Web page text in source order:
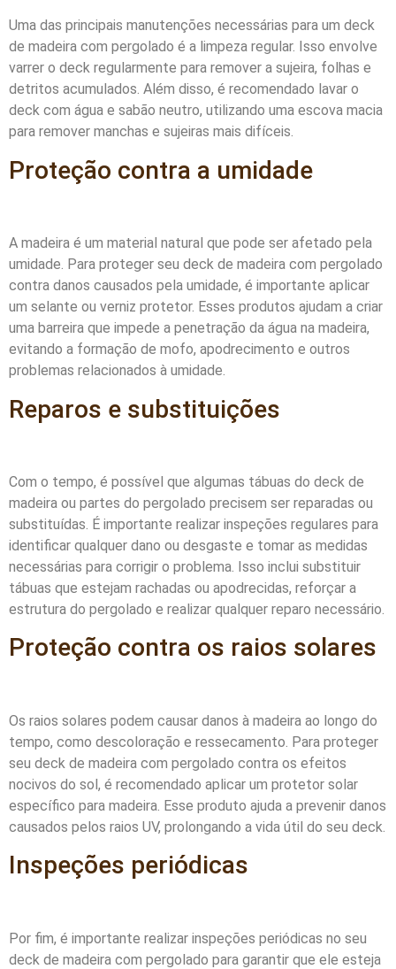
Uma das principais manutenções necessárias para um deck
de madeira com pergolado é a limpeza regular. Isso envolve
varrer o deck regularmente para remover a sujeira, folhas e
detritos acumulados. Além disso, é recomendado lavar o
deck com água e sabão neutro, utilizando uma escova macia
para remover manchas e sujeiras mais difíceis.
Proteção contra a umidade
A madeira é um material natural que pode ser afetado pela
umidade. Para proteger seu deck de madeira com pergolado
contra danos causados pela umidade, é importante aplicar
um selante ou verniz protetor. Esses produtos ajudam a criar
uma barreira que impede a penetração da água na madeira,
evitando a formação de mofo, apodrecimento e outros
problemas relacionados à umidade.
Reparos e substituições
Com o tempo, é possível que algumas tábuas do deck de
madeira ou partes do pergolado precisem ser reparadas ou
substituídas. É importante realizar inspeções regulares para
identificar qualquer dano ou desgaste e tomar as medidas
necessárias para corrigir o problema. Isso inclui substituir
tábuas que estejam rachadas ou apodrecidas, reforçar a
estrutura do pergolado e realizar qualquer reparo necessário.
Proteção contra os raios solares
Os raios solares podem causar danos à madeira ao longo do
tempo, como descoloração e ressecamento. Para proteger
seu deck de madeira com pergolado contra os efeitos
nocivos do sol, é recomendado aplicar um protetor solar
específico para madeira. Esse produto ajuda a prevenir danos
causados pelos raios UV, prolongando a vida útil do seu deck.
Inspeções periódicas
Por fim, é importante realizar inspeções periódicas no seu
deck de madeira com pergolado para garantir que ele esteja